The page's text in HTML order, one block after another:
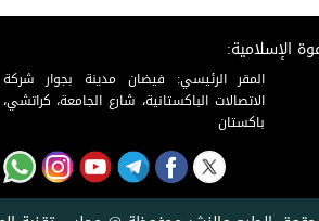
الإسلامية:
المقر الرئيسي: فيضان مدينة بجوار شركة
الاتصالات الباكستانية، شارع الجامعة، كراتشي،
باكستان